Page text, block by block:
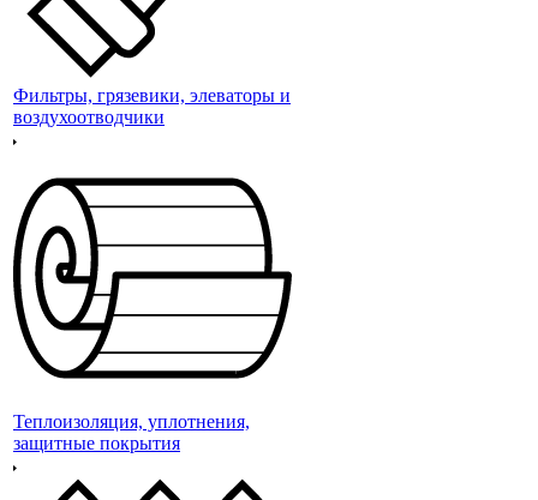
Фильтры, грязевики, элеваторы и
воздухоотводчики
Теплоизоляция, уплотнения,
защитные покрытия